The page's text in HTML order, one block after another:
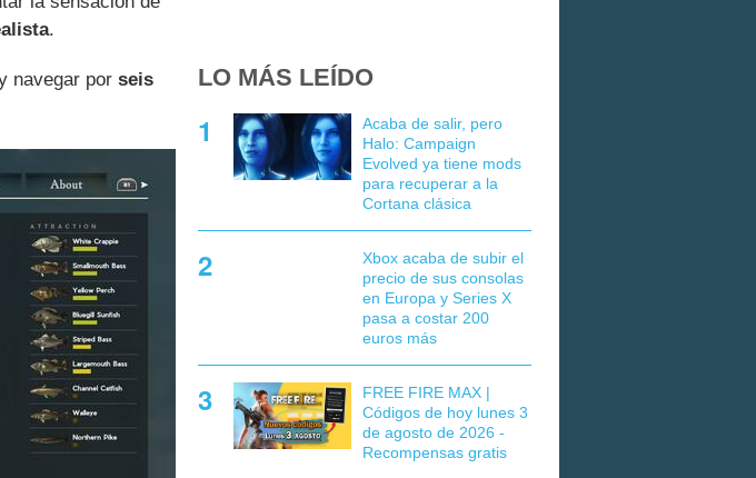
.
navegar por seis
LO MÁS LEÍDO
Acaba de salir, pero
Halo: Campaign
Evolved ya tiene mods
para recuperar a la
Cortana clásica
Xbox acaba de subir el
precio de sus consolas
en Europa y Series X
pasa a costar 200
euros más
FREE FIRE MAX |
Códigos de hoy lunes 3
de agosto de 2026 -
Recompensas gratis